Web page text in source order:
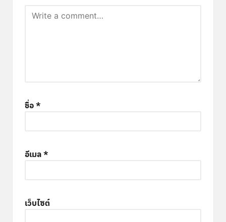
ชื่อ*
อีเมล*
เว็บไซต์